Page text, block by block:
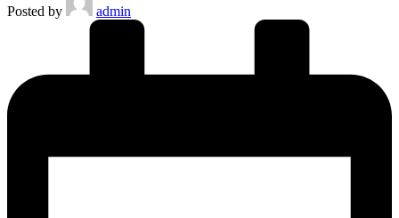
Posted by admin